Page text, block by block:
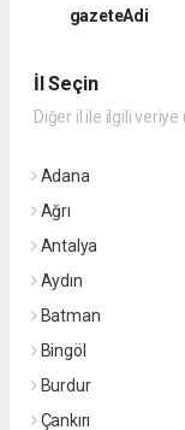
gazeteAdi
İl Seçin
Diğer il ile ilgili
Adana
Ağrı
Antalya
Aydın
Batman
Bingöl
Burdur
Çankırı